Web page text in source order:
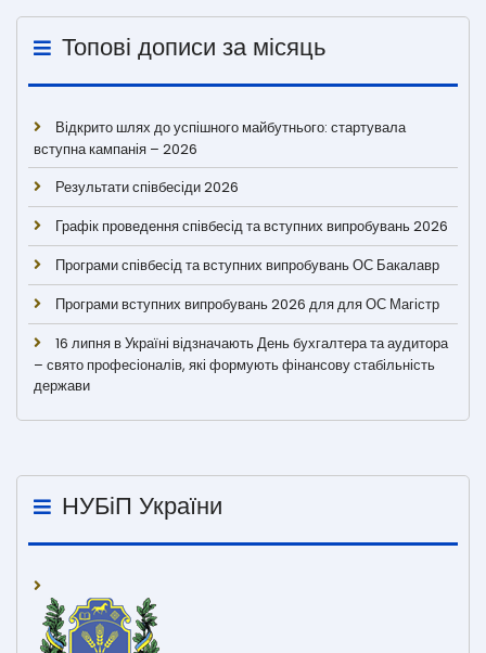
Топові дописи за місяць
Відкрито шлях до успішного майбутнього: стартувала
вступна кампанія – 2026
Результати співбесіди 2026
Графік проведення співбесід та вступних випробувань 2026
Програми співбесід та вступних випробувань ОС Бакалавр
Програми вступних випробувань 2026 для для ОС Магістр
16 липня в Україні відзначають День бухгалтера та аудитора
– свято професіоналів, які формують фінансову стабільність
держави
НУБіП України